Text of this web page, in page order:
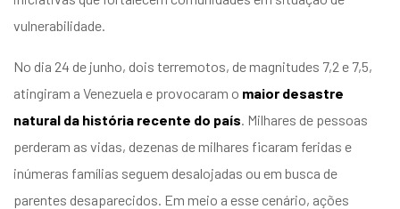
vulnerabilidade.
No dia 24 de junho, dois terremotos, de magnitudes 7,2 e 7,5,
atingiram a Venezuela e provocaram o maior desastre
natural da história recente do país . Milhares de pessoas
perderam as vidas, dezenas de milhares ficaram feridas e
inúmeras famílias seguem desalojadas ou em busca de
parentes desaparecidos. Em meio a esse cenário, ações